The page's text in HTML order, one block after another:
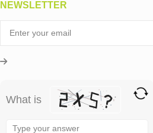
NEWSLETTER
What is
the